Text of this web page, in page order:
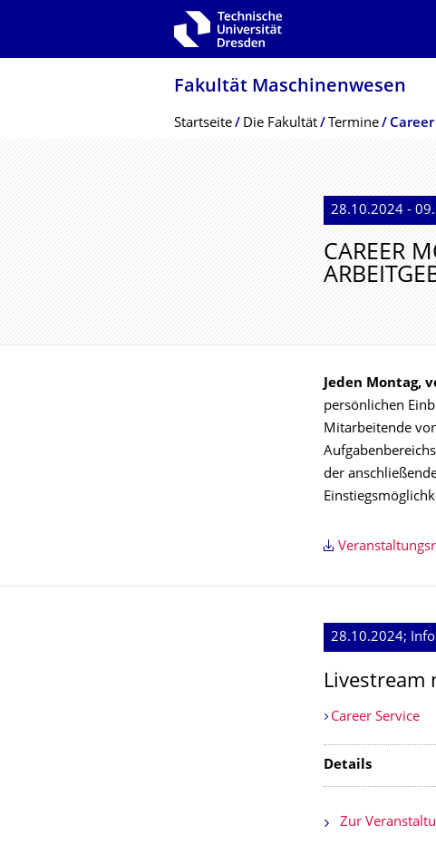
Zur Hauptnavigation springen
Fakultät Maschinenwesen
Breadcrumb-Menü
Startseite Die Fakultät Termine
28.10.2024 -
CAREER
Jeden Montag,
persönlichen
Mitarbeitende
der
28.10.2024;
Livestream
Career Service
Details
Zur